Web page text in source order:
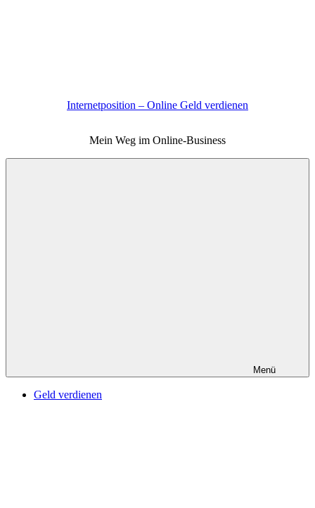
Internetposition – Online Geld verdienen
Mein Weg im Online-Business
Menü
Geld verdienen